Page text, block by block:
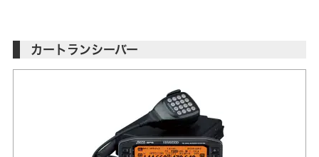
カートランシーバー